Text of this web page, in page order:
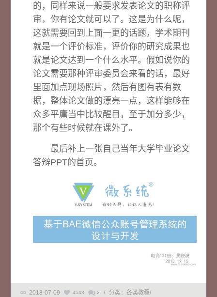
的，同样来说一般要求发表论文的职称评
审，你有论文就可以了。这是为什么呢，
这就需要回到上面一更的话题，学术期刊
就是一个评价标准，评价你的研究成果也
就是论文达到一个什么水平。假如说你的
论文需要那种评审委员会来看的话，最好
里面加点现场照片，然后有图有表有数
据，整体论文做的漂亮一点，这样能够在
众多平庸当中比较醒目，至于加分多少，
那个有些时候就在课外了。
最后补上一张自己当年大学毕业论文
答辩PPT的首页。
2018-07-09 4543 2 / 分类：各类教程/